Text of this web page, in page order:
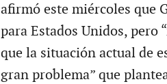
afirmó este miércoles que
para Estados Unidos, pero
que la situación actual de
gran problema” que